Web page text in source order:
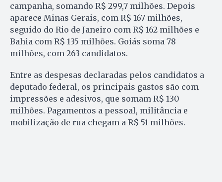
campanha, somando R$ 299,7 milhões. Depois
aparece Minas Gerais, com R$ 167 milhões,
seguido do Rio de Janeiro com R$ 162 milhões e
Bahia com R$ 135 milhões. Goiás soma 78
milhões, com 263 candidatos.
Entre as despesas declaradas pelos candidatos a
deputado federal, os principais gastos são com
impressões e adesivos, que somam R$ 130
milhões. Pagamentos a pessoal, militância e
mobilização de rua chegam a R$ 51 milhões.